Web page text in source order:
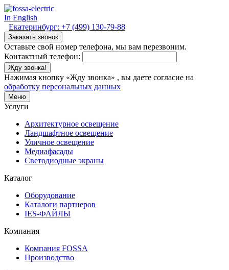
In English
Екатеринбург: +7 (499) 130-79-88
Заказать звонок
Оставьте свой номер телефона, мы вам перезвоним.
Контактный телефон:
Жду звонка!
Нажимая кнопку «Жду звонка» , вы даете согласие на
обработку персональных данных
Меню
Услуги
Архитектурное освещение
Ландшафтное освещение
Уличное освещение
Медиафасады
Светодиодные экраны
Каталог
Оборудование
Каталоги партнеров
IES-ФАЙЛЫ
Компания
Компания FOSSA
Производство